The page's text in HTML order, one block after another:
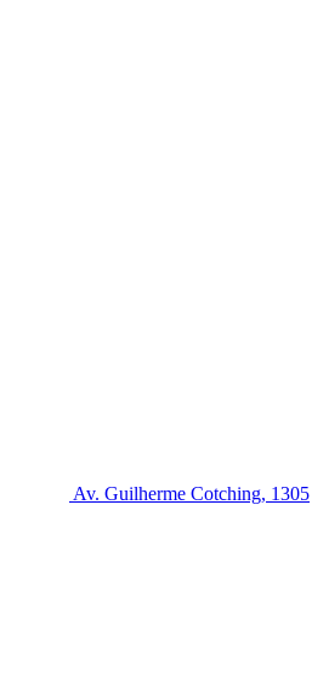
Av. Guilherme Cotching, 1305